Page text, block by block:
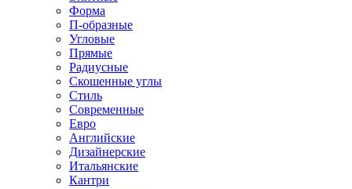
Форма
П-образные
Угловые
Прямые
Радиусные
Скошенные углы
Стиль
Современные
Евро
Английские
Дизайнерские
Итальянские
Кантри